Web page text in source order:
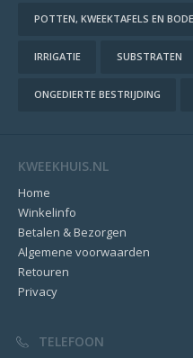
POTTEN, KWEEKTAFELS EN
IRRIGATIE SUBSTRATEN
ONGEDIERTE BESTRIJDING
KWEEKHUIS.NL
Home
Winkelinfo
Betalen & Bezorgen
Algemene voorwaarden
Retouren
Privacy
TELEFOON